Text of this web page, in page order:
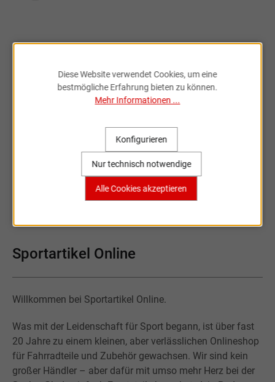
Fahrradzubehör & Ersatzteile
online entdecken
Große Auswahl, bekannte Marken,
schnelle Lieferung – Sportartikel Online
ist dein Partner rund ums Rad.
Sportartikel Online
Willkommen bei Sportartikel Online.
Was mit der Leidenschaft für Sport begann, ist über fast
20 Jahre zu einem kleinen, aber verlässlichen Onlineshop
für Fahrradteile und Zubehör gewachsen. Wir sind kein
großer Händler – aber dafür mit umso mehr Herz bei der
Diese Website verwendet Cookies, um eine
bestmögliche Erfahrung bieten zu können.
Mehr Informationen ...
Nur technisch notwendige
Konfigurieren
Alle Cookies akzeptieren